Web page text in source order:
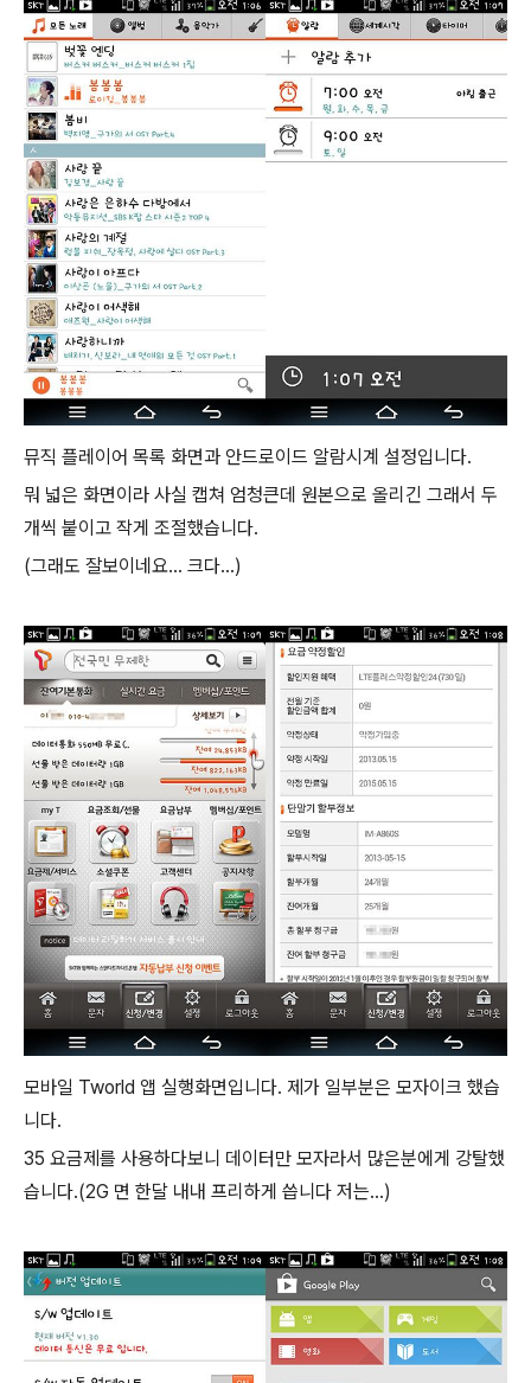
뮤직 플레이어 목록 화면과 안드로이드 알람시계 설정입니다.
뭐 넓은 화면이라 사실 캡쳐 엄청큰데 원본으로 올리긴 그래서 두
개씩 붙이고 작게 조절했습니다.
(그래도 잘보이네요... 크다...)
모바일 Tworld 앱 실행화면입니다. 제가 일부분은 모자이크 했습
니다.
35 요금제를 사용하다보니 데이터만 모자라서 많은분에게 강탈했
습니다.(2G 면 한달 내내 프리하게 씁니다 저는...)